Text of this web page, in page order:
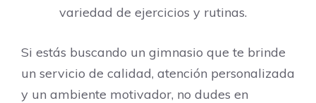
variedad de ejercicios y rutinas.
Si estás buscando un gimnasio que te brinde
un servicio de calidad, atención personalizada
y un ambiente motivador, no dudes en